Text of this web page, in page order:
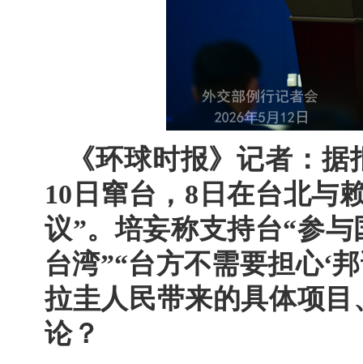
《环球时报》记者：
10日窜台，8日在台北与
议”。培妄称支持台“参
台湾”“台方不需要担心‘
拉圭人民带来的具体项
论？